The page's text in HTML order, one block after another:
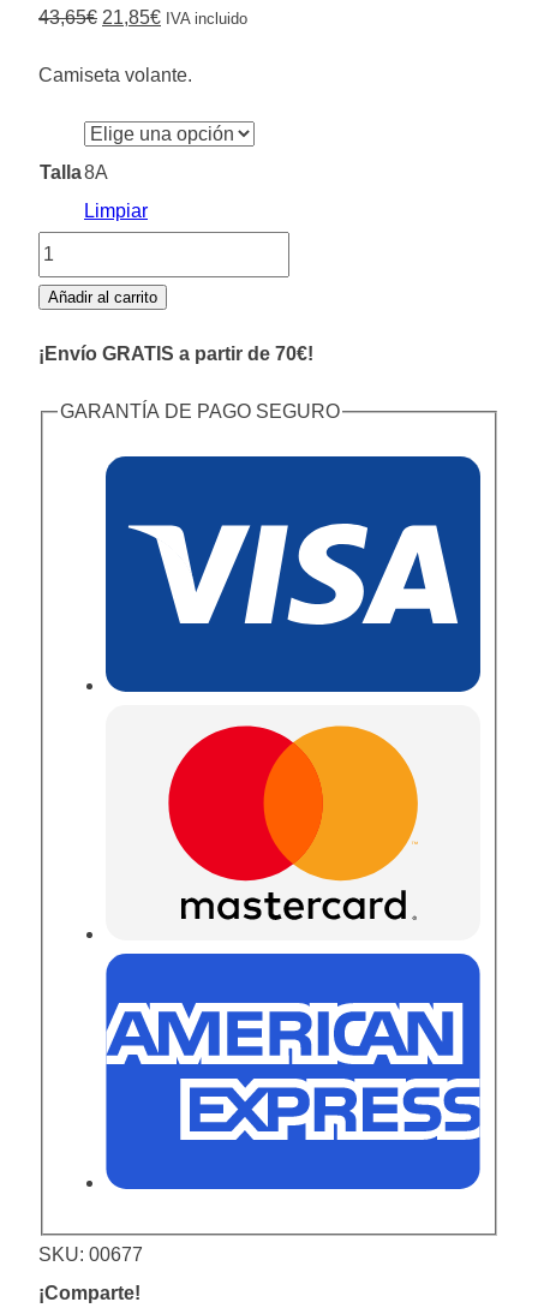
43,65€ El
era:
43,65€.
21,85€El
es:
IVA incluido
Camiseta volante.
Talla8A
Limpiar
Camiseta
Punto
cantidad
Añadir al carrito
¡Envío GRATIS a partir de 70€!
GARANTÍA DE PAGO SEGURO
SKU: 00677
¡Comparte!